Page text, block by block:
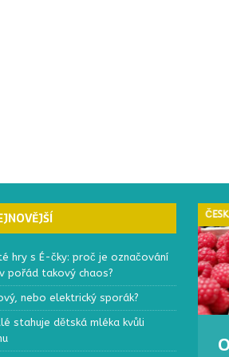
hry s É-čky: proč je označování
pořád takový chaos?
nebo elektrický sporák?
stahuje dětská mléka kvůli
ČESKÁ REPUBLIKA
Elektronický systém